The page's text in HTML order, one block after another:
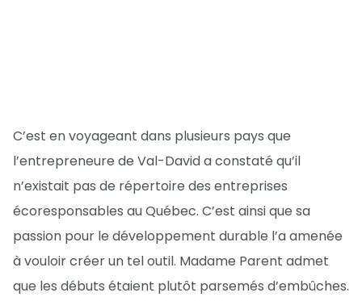
C’est en voyageant dans plusieurs pays que
l’entrepreneure de Val-David a constaté qu’il
n’existait pas de répertoire des entreprises
écoresponsables au Québec. C’est ainsi que sa
passion pour le développement durable l’a amenée
à vouloir créer un tel outil. Madame Parent admet
que les débuts étaient plutôt parsemés d’embûches.